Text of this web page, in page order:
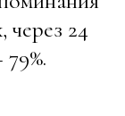
через 24